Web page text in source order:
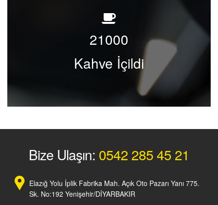
21000
Kahve İçildi
Bize Ulaşın: 0542 285 45 21
Elazığ Yolu İplik Fabrika Mah. Açık Oto Pazarı Yanı 775.
Sk. No:192 Yenişehir/DİYARBAKIR